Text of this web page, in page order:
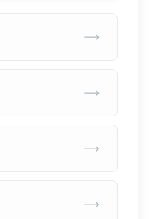
→
→
→
→